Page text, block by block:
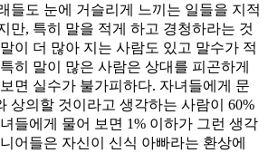
들도 눈에 거슬리게 느끼는 일들을 지적
만, 특히 말을 적게 하고 경청하라는 것
이 더 많아 지는 사람도 있고 말수가 적
히 말이 많은 사람은 상대를 피곤하게
면 실수가 불가피하다. 자녀들에게 문
상의할 것이라고 생각하는 사람이 60%
들에게 물어 보면 1% 이하가 그런 생각
어들은 자신이 신식 아빠라는 환상에